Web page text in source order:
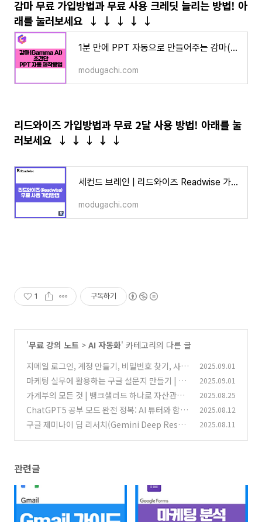
감마 무료 가입방법과 무료 사용 크레딧 늘리는 방법! 아
래를 눌러보세요 ↓ ↓ ↓ ↓ ↓
1분 만에 PPT 자동으로 만들어주는 감마(Gamma AI) 무료 사용법 및 꿀팁 1편
modugachi.com
리드와이즈 가입방법과 무료 2달 사용 방법! 아래를 눌
러보세요 ↓ ↓ ↓ ↓ ↓
세컨드 브레인 | 리드와이즈 Readwise 가입 방법 2달 무료 사용법
modugachi.com
1 구독하기
'무료 강의 노트 > AI 자동화' 카테고리의 다른 글
지메일 로그인, 계정 만들기, 비밀번호 찾기, 사용
법 총정리 (gmail 가이드) (8)
2025.09.01
마케팅 실무에 활용하는 구글 설문지 만들기 | 설
문 응답 및 엑셀 분석 방법 (5)
2025.09.01
가계부의 모든 것 | 뱅크샐러드 하나로 자산관리,
재테크 쉽게 시작하기
(3)
2025.08.25
ChatGPT5 공부 모드 완전 정복: AI 튜터와 함께
하는 똑똑한 학습법
(8)
2025.08.12
구글 제미나이 딥 리서치(Gemini Deep Resea
2025.08.11
관련글